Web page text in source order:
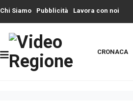
Chi Siamo Pubblicità Lavora con noi
CRONACA